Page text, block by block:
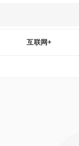
互联网+